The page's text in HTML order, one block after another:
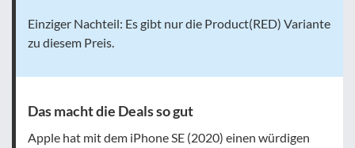
Einziger Nachteil: Es gibt nur die Product(RED) Variante
zu diesem Preis.
Das macht die Deals so gut
Apple hat mit dem iPhone SE (2020) einen würdigen